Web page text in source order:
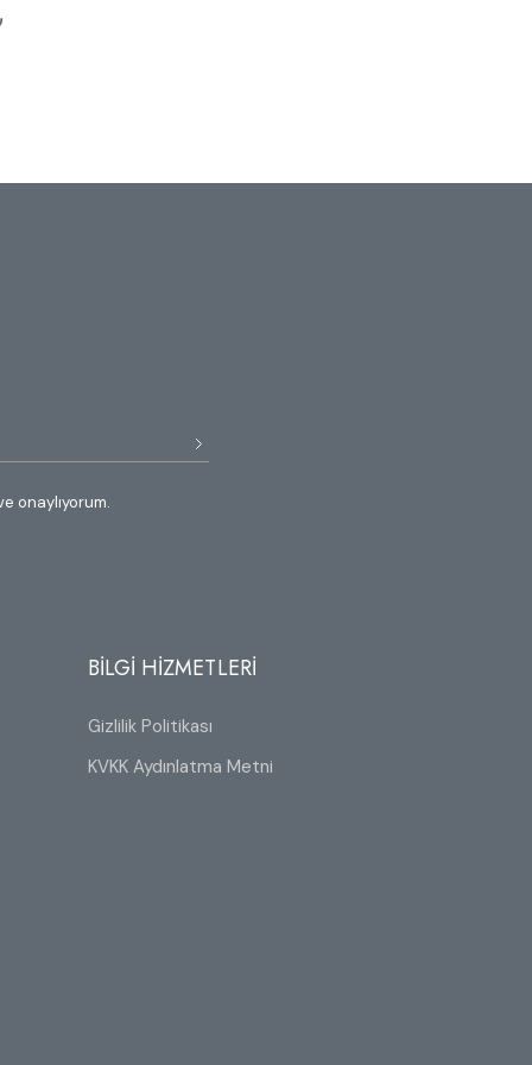
onaylıyorum.
BİLGİ HİZMETLERİ
Gizlilik Politikası
KVKK Aydınlatma Metni